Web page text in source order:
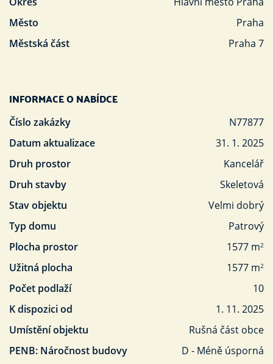
Město
Praha
Městská část
Praha 7
INFORMACE O NABÍDCE
Číslo zakázky
N77877
Datum aktualizace
31. 1. 2025
Druh prostor
Kancelář
Druh stavby
Skeletová
Stav objektu
Velmi dobrý
Typ domu
Patrový
Plocha prostor
1577 m2
Užitná plocha 1577 m2
Počet podlaží
10
K dispozici od
1. 11. 2025
Umístění objektu
Rušná část obce
PENB: Náročnost budovy
D - Méně úsporná